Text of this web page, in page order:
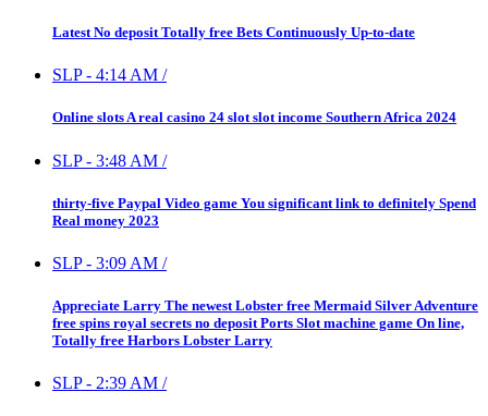
Latest No deposit Totally free Bets Continuously Up-to-date
SLP- 4:14 AM /
Online slots A real casino 24 slot slot income Southern Africa 2024
SLP- 3:48 AM /
thirty-five Paypal Video game You significant link to definitely Spend
Real money 2023
SLP- 3:09 AM /
Appreciate Larry The newest Lobster free Mermaid Silver Adventure
free spins royal secrets no deposit Ports Slot machine game On line,
Totally free Harbors Lobster Larry
SLP- 2:39 AM /